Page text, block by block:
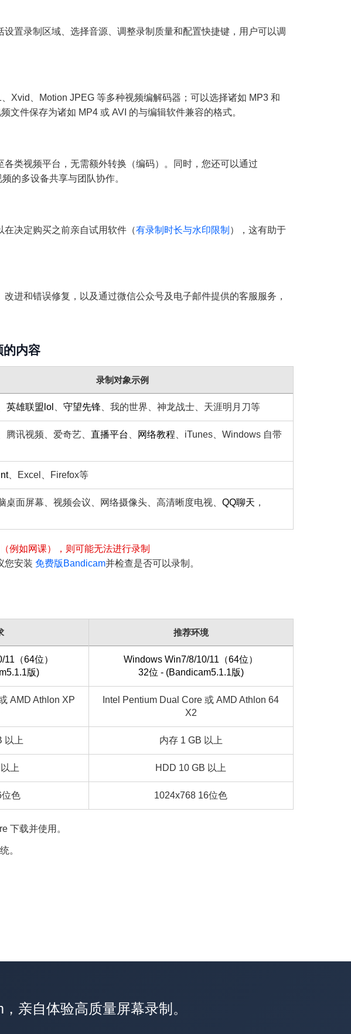
置录制区域、选择音源、调整录制质量和配置快捷键，用户可以调
Xvid、Motion JPEG 等多种视频编解码器；可以选择诸如 MP3 和
文件保存为诸如 MP4 或 AVI 的与编辑软件兼容的格式。
类视频平台，无需额外转换（编码）。同时，您还可以通过
的多设备共享与团队协作。
在决定购买之前亲自试用软件（有录制时长与水印限制 ），这有助于
进和错误修复，以及通过微信公众号及电子邮件提供的客服服务，
内容
录制对象示例
英雄联盟lol 守望先锋 、我的世界、神龙战士、天涯明月刀等
腾讯视频、爱奇艺、 直播平台 网络教程 、iTunes、Windows 自带
、Excel、Firefox等
桌面屏幕、视频会议、网络摄像头、高清晰度电视、 QQ聊天 ，
例如网课），则可能无法进行录制
您安装 免费版Bandicam并检查是否可以录制。
推荐环境
（64位）
版)
Windows Win7/8/10/11（64位）
32位 - (Bandicam5.1.1版)
AMD Athlon XP
Intel Pentium Dual Core 或 AMD Athlon 64
X2
以上 内存 1 GB 以上
上 HDD 10 GB 以上
色 1024x768 16位色
下载并使用。
。
亲自体验高质量屏幕录制。